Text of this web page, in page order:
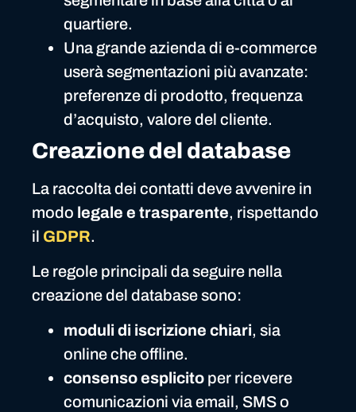
quartiere.
Una grande azienda di e-commerce
userà segmentazioni più avanzate:
preferenze di prodotto, frequenza
d’acquisto, valore del cliente.
Creazione del database
La raccolta dei contatti deve avvenire in
modo legale e trasparente, rispettando
il GDPR.
Le regole principali da seguire nella
creazione del database sono:
moduli di iscrizione chiari, sia
online che offline.
consenso esplicito per ricevere
comunicazioni via email, SMS o